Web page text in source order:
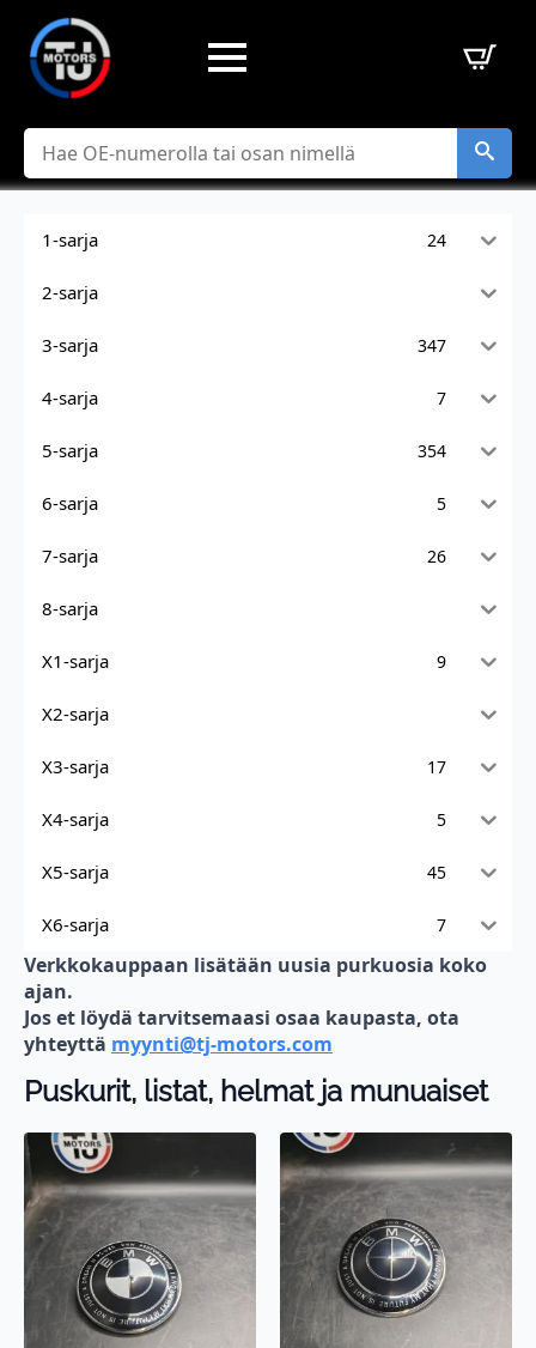
Hae
1-sarja 24
2-sarja
3-sarja 347
4-sarja 7
5-sarja 354
6-sarja 5
7-sarja 26
8-sarja
X1-sarja 9
X2-sarja
X3-sarja 17
X4-sarja 5
X5-sarja 45
X6-sarja 7
Verkkokauppaan lisätään uusia purkuosia koko
ajan.
Jos et löydä tarvitsemaasi osaa kaupasta, ota
yhteyttä myynti@tj-motors.com
Puskurit, listat, helmat ja munuaiset